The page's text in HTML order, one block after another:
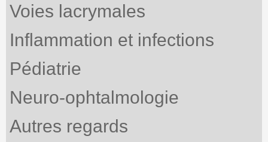
Voies lacrymales
Inflammation et infections
Pédiatrie
Neuro-ophtalmologie
Autres regards